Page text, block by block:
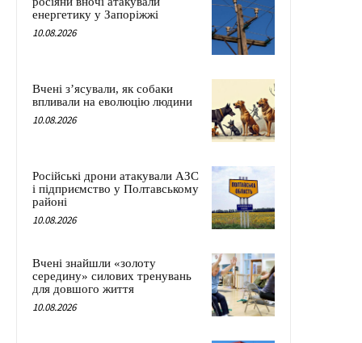
енергетику у Запоріжжі
10.08.2026
Вчені з’ясували, як собаки
впливали на еволюцію людини
10.08.2026
Російські дрони атакували АЗС
і підприємство у Полтавському
районі
10.08.2026
Вчені знайшли «золоту
середину» силових тренувань
для довшого життя
10.08.2026